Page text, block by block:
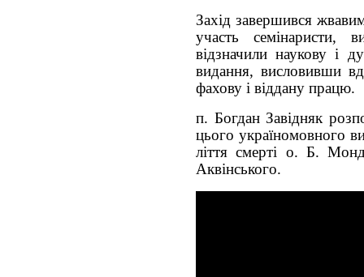
Захід завершився
участь семінаристи,
відзначили наукову і
видання, висловивши
фахову і віддану працю.
п. Богдан Завідняк
цього україномовного
ліття смерті о. Б.
Аквінського.